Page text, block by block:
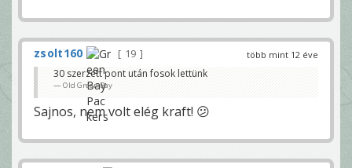
több mint 12 éve
zsolt160
19
30 szerzett pont után fosok lettünk
Old Green Bay
Sajnos, nem volt elég kraft! 😕